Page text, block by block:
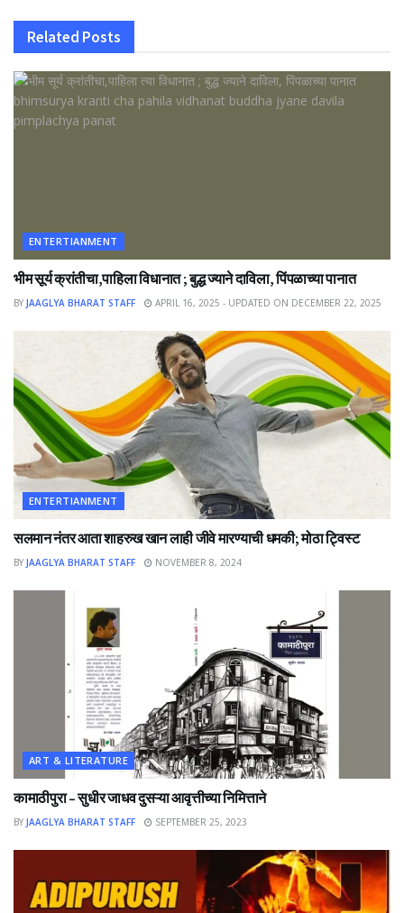
Related Posts
ENTERTIANMENT
भीम सूर्य क्रांतीचा,पाहिला विधानात ; बुद्ध ज्याने दाविला, पिंपळाच्या पानात
BY JAAGLYA BHARAT STAFF APRIL 16, 2025 - UPDATED ON DECEMBER 22, 2025
ENTERTIANMENT
सलमान नंतर आता शाहरुख खान लाही जीवे मारण्याची धमकी; मोठा ट्विस्ट
BY JAAGLYA BHARAT STAFF NOVEMBER 8, 2024
ART & LITERATURE
कामाठीपुरा – सुधीर जाधव दुसऱ्या आवृत्तीच्या निमित्ताने
BY JAAGLYA BHARAT STAFF SEPTEMBER 25, 2023